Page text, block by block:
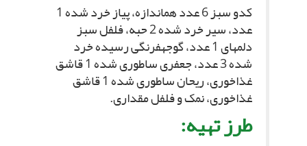
کدو سبز 6 عدد هم‏اندازه، پیاز خرد شده 1
عدد، سیر خرد شده 2 حبه، فلفل سبز
دلمه‏اى 1 عدد، گوجه‏فرنگى رسیده خرد
شده 3 عدد، جعفرى ساطورى شده 1 قاشق
غذاخورى، ریحان ساطورى شده 1 قاشق
غذاخورى، نمک و فلفل مقدارى.
طرز تهیه: